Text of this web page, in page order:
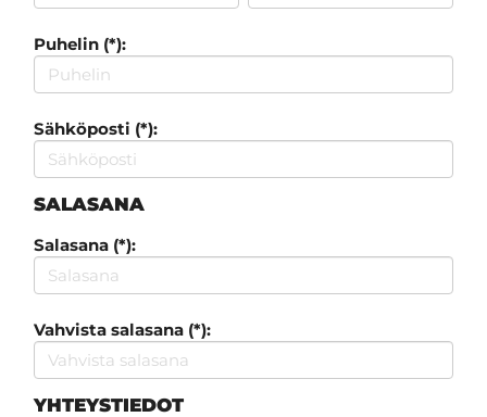
Puhelin (*):
Sähköposti (*):
SALASANA
Salasana (*):
Vahvista salasana (*):
YHTEYSTIEDOT